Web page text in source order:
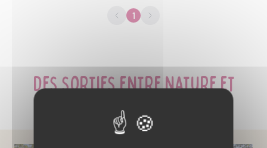
1
Des sorties entre nature et
patrimoine